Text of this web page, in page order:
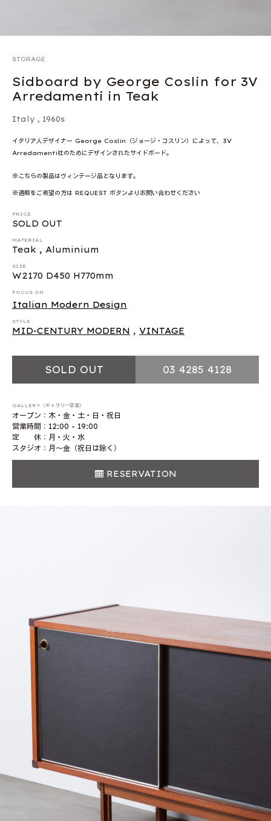
STORAGE
Sidboard by George Coslin for 3V
Arredamenti in Teak
Italy , 1960s
イタリア人デザイナー George Coslin（ジョージ・コスリン）によって、3V
Arredamenti社のためにデザインされたサイドボード。
※こちらの製品はヴィンテージ品となります。
※通販をご希望の方は REQUEST ボタンよりお問い合わせください
PRICE
SOLD OUT
MATERIAL
Teak , Aluminium
SIZE
W2170 D450 H770mm
FOCUS ON
Italian Modern Design
STYLE
MID-CENTURY MODERN , VINTAGE
SOLD OUT 03 4285 4128
GALLERY（ギャラリー営業）
オープン：木・金・土・日・祝日
営業時間：12:00 - 19:00
定 休：月・火・水
スタジオ：月〜金（祝日は除く）
RESERVATION